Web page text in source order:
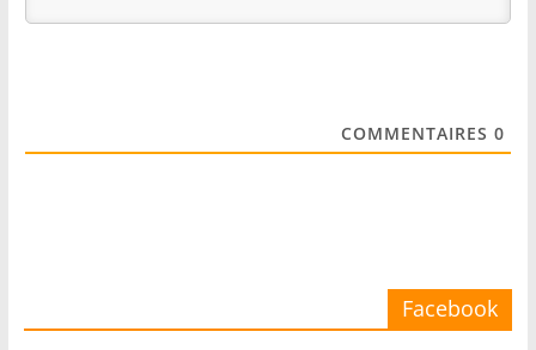
0
COMMENTAIRES
Facebook